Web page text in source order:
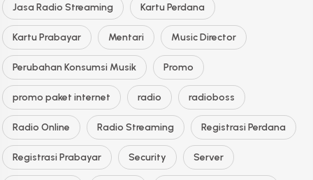
Jasa Radio Streaming Kartu Perdana
Kartu Prabayar Mentari Music Director
Perubahan Konsumsi Musik Promo
promo paket internet radio radioboss
Radio Online Radio Streaming Registrasi Perdana
Registrasi Prabayar Security Server